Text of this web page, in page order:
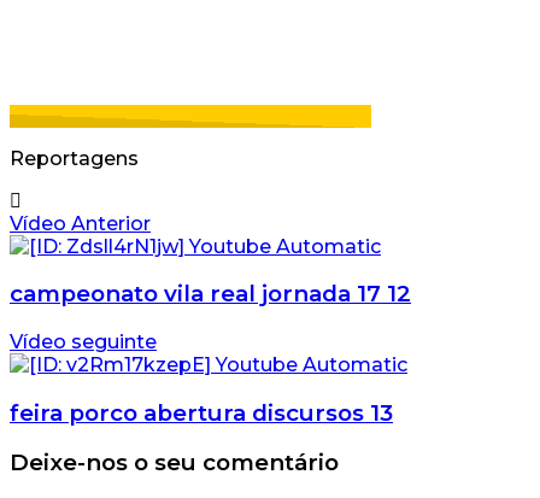
Reportagens
Vídeo Anterior
campeonato vila real jornada 17 12
Vídeo seguinte
feira porco abertura discursos 13
Deixe-nos o seu comentário